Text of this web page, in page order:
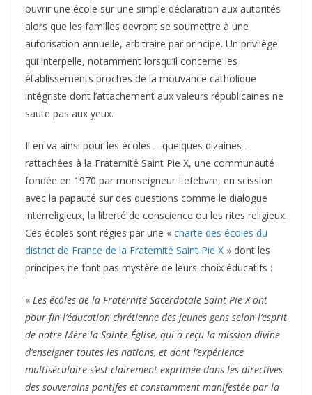
ouvrir une école sur une simple déclaration aux autorités
alors que les familles devront se soumettre à une
autorisation annuelle, arbitraire par principe. Un privilège
qui interpelle, notamment lorsqu’il concerne les
établissements proches de la mouvance catholique
intégriste dont l’attachement aux valeurs républicaines ne
saute pas aux yeux.
Il en va ainsi pour les écoles – quelques dizaines –
rattachées à la Fraternité Saint Pie X, une communauté
fondée en 1970 par monseigneur Lefebvre, en scission
avec la papauté sur des questions comme le dialogue
interreligieux, la liberté de conscience ou les rites religieux.
Ces écoles sont régies par une « charte des écoles du
district de France de la Fraternité Saint Pie X » dont les
principes ne font pas mystère de leurs choix éducatifs :
« Les écoles de la Fraternité Sacerdotale Saint Pie X ont
pour fin l’éducation chrétienne des jeunes gens selon l’esprit
de notre Mère la Sainte Église, qui a reçu la mission divine
d’enseigner toutes les nations, et dont l’expérience
multiséculaire s’est clairement exprimée dans les directives
des souverains pontifes et constamment manifestée par la